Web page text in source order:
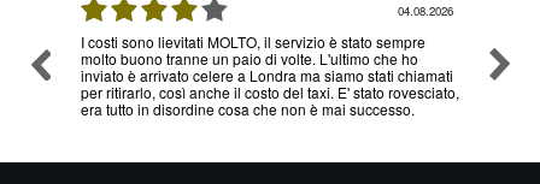
03.08.2026
Ottimo servizio e prezzi, ritiro e consegna senza nessun
problema , sono già diverse volte che utilizzo il loro
servizio